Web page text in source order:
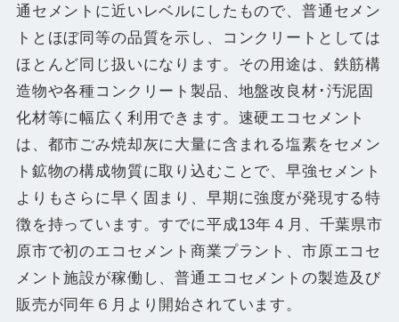
通セメントに近いレベルにしたもので、普通セメン
トとほぼ同等の品質を示し、コンクリートとしては
ほとんど同じ扱いになります。その用途は、鉄筋構
造物や各種コンクリート製品、地盤改良材･汚泥固
化材等に幅広く利用できます。速硬エコセメント
は、都市ごみ焼却灰に大量に含まれる塩素をセメン
ト鉱物の構成物質に取り込むことで、早強セメント
よりもさらに早く固まり、早期に強度が発現する特
徴を持っています。すでに平成13年４月、千葉県市
原市で初のエコセメント商業プラント、市原エコセ
メント施設が稼働し、普通エコセメントの製造及び
販売が同年６月より開始されています。